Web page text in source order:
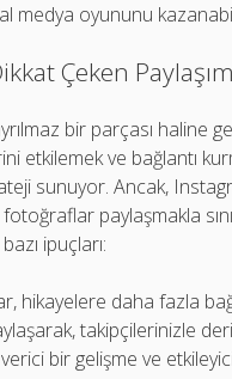
medya oyununu
Çeken
bir parçası haline
etkilemek ve bağlantı
sunuyor. Ancak,
paylaşmakla
ipuçları:
hikayelere daha fazla
takipçilerinizle
bir gelişme ve